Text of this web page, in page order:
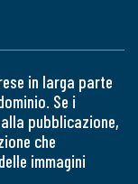
in larga parte
Se i
pubblicazione,
che
immagini